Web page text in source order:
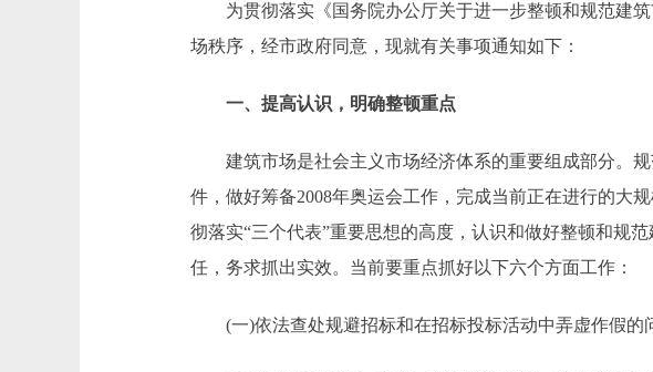
为贯彻落实《国务院办公厅关于进一步整顿和规范建筑
场秩序，经市政府同意，现就有关事项通知如下：
一、提高认识，明确整顿重点
建筑市场是社会主义市场经济体系的重要组成部分。规
件，做好筹备2008年奥运会工作，完成当前正在进行的大
彻落实“三个代表”重要思想的高度，认识和做好整顿和规
任，务求抓出实效。当前要重点抓好以下六个方面工作：
(一)依法查处规避招标和在招标投标活动中弄虚作假的